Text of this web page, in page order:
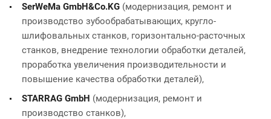
SerWeMa GmbH&Co.KG (модернизация, ремонт и
производство зубообрабатывающих, кругло-
шлифовальных станков, горизонтально-расточных
станков, внедрение технологии обработки деталей,
проработка увеличения производительности и
повышение качества обработки деталей),
STARRAG GmbH (модернизация, ремонт и
производство станков),